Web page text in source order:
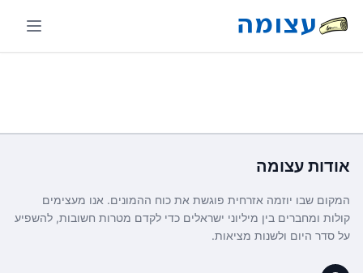
אודות עצומה
המקום שבו יוזמה אזרחית פוגשת את כוח ההמונים. אנו מעצימים
קולות ומחברים בין מיליוני ישראלים כדי לקדם מטרות חשובות, להשפיע
על סדר היום ולשנות מציאות.